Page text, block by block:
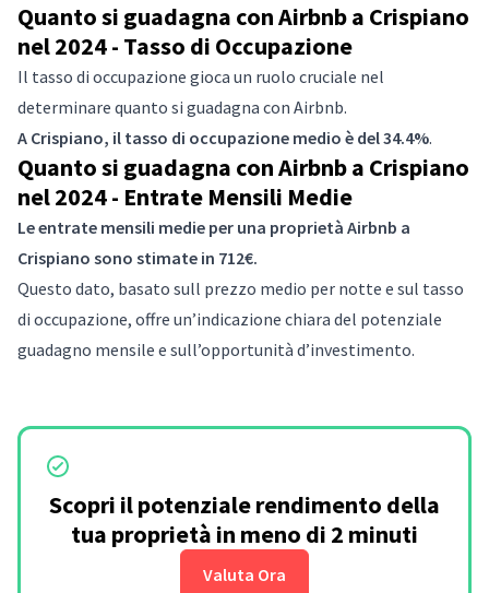
Quanto si guadagna con Airbnb a Crispiano
nel 2024 - Tasso di Occupazione
Il tasso di occupazione gioca un ruolo cruciale nel
determinare quanto si guadagna con Airbnb.
A Crispiano, il tasso di occupazione medio è del 34.4%.
Quanto si guadagna con Airbnb a Crispiano
nel 2024 - Entrate Mensili Medie
Le entrate mensili medie per una proprietà Airbnb a
Crispiano sono stimate in 712€.
Questo dato, basato sull prezzo medio per notte e sul tasso
di occupazione, offre un’indicazione chiara del potenziale
guadagno mensile e sull’opportunità d’investimento.
Scopri il potenziale rendimento della
tua proprietà in meno di 2 minuti
Valuta Ora